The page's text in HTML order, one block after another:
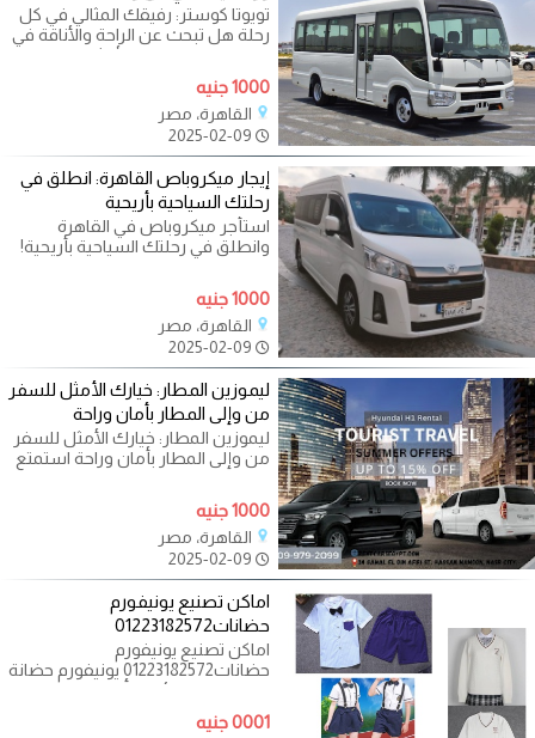
تويوتا كوستر: رفيقك المثالي في كل
رحلة هل تبحث عن الراحة والأناقة في
تنقلاتك؟ إليك الحل الأمثل:
1000 جنيه
القاهرة، مصر
إيجار ميكروباص القاهرة: انطلق في
رحلتك السياحية بأريحية
استأجر ميكروباص في القاهرة
وانطلق في رحلتك السياحية بأريحية!
القاهرة؟
1000 جنيه
القاهرة، مصر
ليموزين المطار: خيارك الأمثل للسفر
من وإلى المطار بأمان وراحة
ليموزين المطار: خيارك الأمثل للسفر
من وإلى المطار بأمان وراحة استمتع
1000 جنيه
القاهرة، مصر
اماكن تصنيع يونيفورم
حضانات01223182572
اماكن تصنيع يونيفورم
حضانات01223182572 يونيفورم حضانة
بتصميمات ملائمة وألوان جذابة
للاطفال من
0001 جنيه